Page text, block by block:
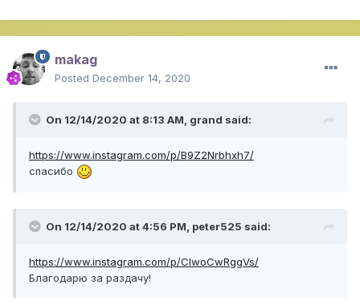
makag
Posted December 14, 2020
On 12/14/2020 at 8:13 AM, grand said:
https://www.instagram.com/p/B9Z2Nrbhxh7/
спасибо
On 12/14/2020 at 4:56 PM, peter525 said:
https://www.instagram.com/p/CIwoCwRggVs/
Благодарю за раздачу!